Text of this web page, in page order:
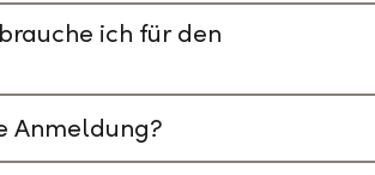
ich für den
Anmeldung?